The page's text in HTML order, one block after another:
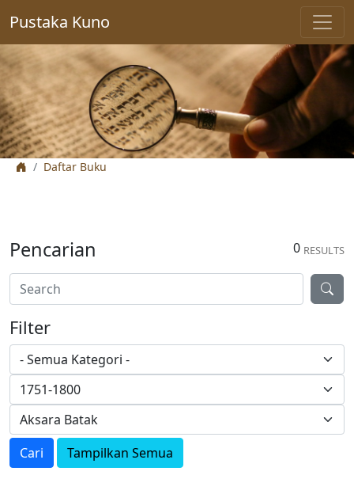
Pustaka Kuno
Daftar Buku
0 RESULTS
Pencarian
Filter
Cari Tampilkan Semua